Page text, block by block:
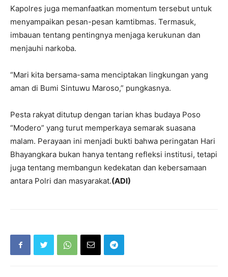
Kapolres juga memanfaatkan momentum tersebut untuk
menyampaikan pesan-pesan kamtibmas. Termasuk,
imbauan tentang pentingnya menjaga kerukunan dan
menjauhi narkoba.
“Mari kita bersama-sama menciptakan lingkungan yang
aman di Bumi Sintuwu Maroso,” pungkasnya.
Pesta rakyat ditutup dengan tarian khas budaya Poso
“Modero” yang turut memperkaya semarak suasana
malam. Perayaan ini menjadi bukti bahwa peringatan Hari
Bhayangkara bukan hanya tentang refleksi institusi, tetapi
juga tentang membangun kedekatan dan kebersamaan
antara Polri dan masyarakat.(ADI)